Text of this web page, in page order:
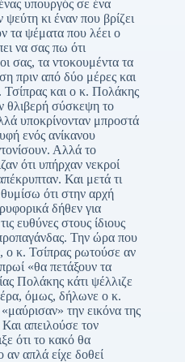
υπουργός σε ένα
κι έναν που βρίζει
τα ψέματα που λέει ο
να σας πω ότι
σας, τα ντοκουμέντα τα
πριν από δύο μέρες και
Τσίπρας και ο κ. Πολάκης
θλιβερή σύσκεψη το
υποκρίνονταν μπροστά
ενός ανίκανου
Αλλά το
ότι υπήρχαν νεκροί
Και μετά τι
ότι στην αρχή
δήθεν για
ευθύνες στους ίδιους
Την ώρα που
ο κ. Τσίπρας ρωτούσε αν
«θα πετάξουν τα
Πολάκης κάτι ψέλλιζε
όμως, δήλωνε ο κ.
την εικόνα της
απειλούσε τον
ότι το κακό θα
αν απλά είχε δοθεί